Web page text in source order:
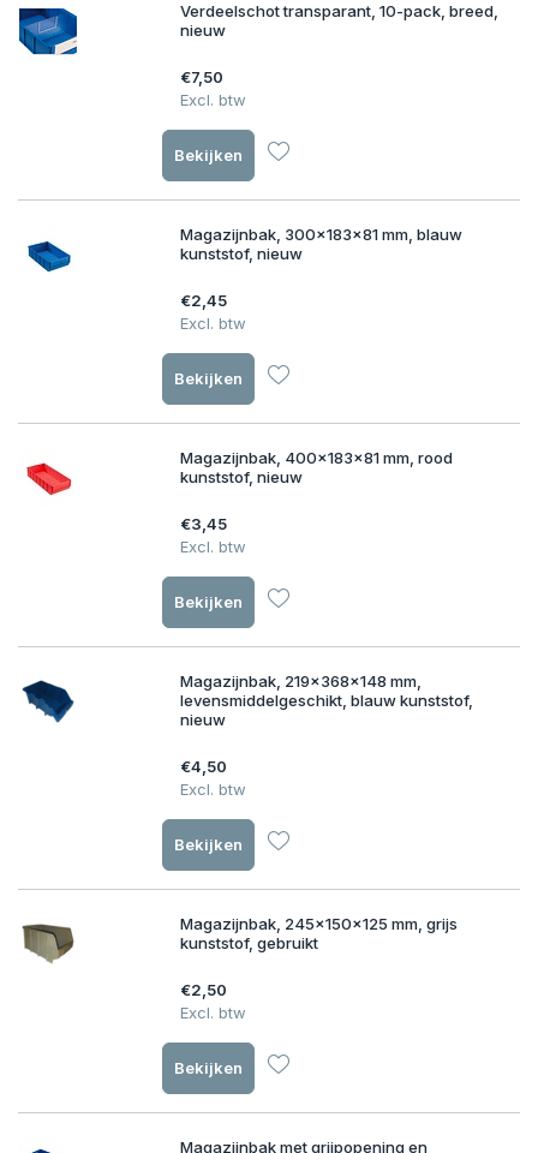
Verdeelschot transparant, 10-pack, breed,
nieuw
€7,50
Excl. btw
Bekijken
Magazijnbak, 300x183x81 mm, blauw
kunststof, nieuw
€2,45
Excl. btw
Bekijken
Magazijnbak, 400x183x81 mm, rood
kunststof, nieuw
€3,45
Excl. btw
Bekijken
Magazijnbak, 219x368x148 mm,
levensmiddelgeschikt, blauw kunststof,
nieuw
€4,50
Excl. btw
Bekijken
Magazijnbak, 245x150x125 mm, grijs
kunststof, gebruikt
€2,50
Excl. btw
Bekijken
Magazijnbak met grijpopening en